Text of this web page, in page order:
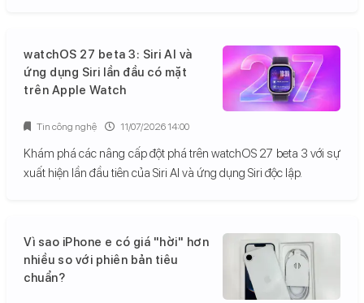
watchOS 27 beta 3: Siri AI và
ứng dụng Siri lần đầu có mặt
trên Apple Watch
Khám phá các nâng cấp đột phá trên watchOS 27 beta 3 với sự
xuất hiện lần đầu tiên của Siri AI và ứng dụng Siri độc lập.
Tin công nghệ 11/07/2026 14:00
Vì sao iPhone e có giá "hời" hơn
nhiều so với phiên bản tiêu
chuẩn?